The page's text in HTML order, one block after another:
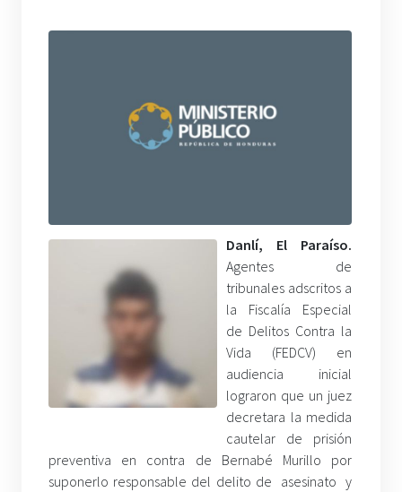
Danlí, El Paraíso.
Agentes de
tribunales adscritos a
la Fiscalía Especial
de Delitos Contra la
Vida (FEDCV) en
audiencia inicial
lograron que un juez
decretara la medida
cautelar de prisión
preventiva en contra de Bernabé Murillo por
suponerlo responsable del delito de asesinato y